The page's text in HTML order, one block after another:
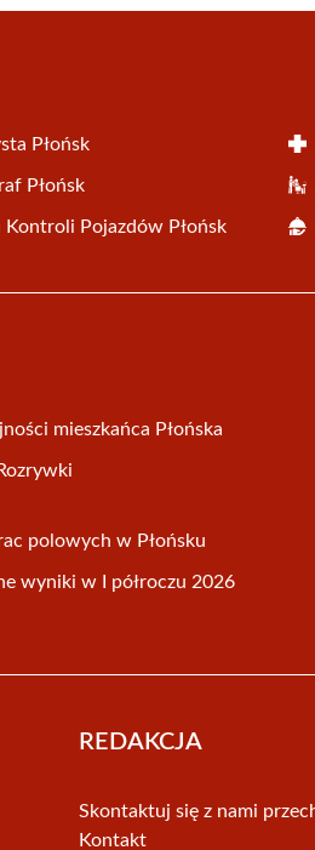
Płońsk
Płońsk
Kontroli Pojazdów Płońsk
mieszkańca Płońska
polowych w Płońsku
wyniki w I półroczu 2026
REDAKCJA
Skontaktuj się z nami
Kontakt